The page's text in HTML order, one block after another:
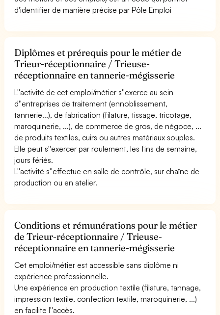
d'identifier de manière précise par Pôle Emploi
Diplômes et prérequis pour le métier de
Trieur-réceptionnaire / Trieuse-
réceptionnaire en tannerie-mégisserie
L''activité de cet emploi/métier s''exerce au sein
d''entreprises de traitement (ennoblissement,
tannerie...), de fabrication (filature, tissage, tricotage,
maroquinerie, ...), de commerce de gros, de négoce, ...
de produits textiles, cuirs ou autres matériaux souples.
Elle peut s''exercer par roulement, les fins de semaine,
jours fériés.
L''activité s''effectue en salle de contrôle, sur chaîne de
production ou en atelier.
Conditions et rémunérations pour le métier
de Trieur-réceptionnaire / Trieuse-
réceptionnaire en tannerie-mégisserie
Cet emploi/métier est accessible sans diplôme ni
expérience professionnelle.
Une expérience en production textile (filature, tannage,
impression textile, confection textile, maroquinerie, ...)
en facilite l''accès.